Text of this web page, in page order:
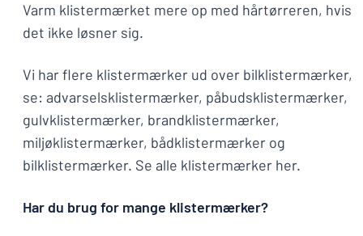
Varm klistermærket mere op med hårtørreren, hvis
det ikke løsner sig.
Vi har flere klistermærker ud over bilklistermærker,
se: advarselsklistermærker, påbudsklistermærker,
gulvklistermærker, brandklistermærker,
miljøklistermærker, bådklistermærker og
bilklistermærker. Se alle klistermærker her.
Har du brug for mange klistermærker?